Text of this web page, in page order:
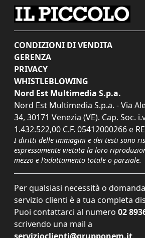
CONDIZIONI DI VENDITA
GERENZA
PRIVACY
WHISTLEBLOWING
Nord Est Multimedia S.p.a.
Nord Est Multimedia S.p.a. - Via
34, 30171 Venezia (VE). Cap. Soc.
1.432.522,00 C.F. 05412000266 e
I diritti delle immagini e dei testi sono
espressamente vietata la loro
mezzo e l'adattamento totale o parziale.
Per qualsiasi necessità o
servizio clienti è a tua completa
Puoi contattarci al numero 02
scrivendo una mail a